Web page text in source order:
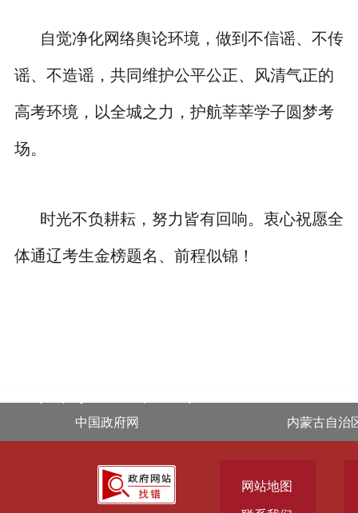
自觉净化网络舆论环境，做到不信谣、不传
谣、不造谣，共同维护公平公正、风清气正的
高考环境，以全城之力，护航莘莘学子圆梦考
场。
时光不负耕耘，努力皆有回响。衷心祝愿全
体通辽考生金榜题名、前程似锦！
中国政府网
内蒙古自治
网站地图